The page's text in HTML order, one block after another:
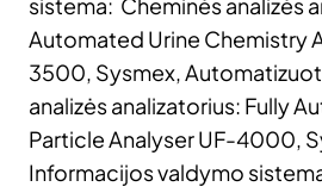
Automated Urine Chemistry
3500, Sysmex,
analizės analizatorius: Fully
Particle Analyser UF-4000,
Informacijos valdymo